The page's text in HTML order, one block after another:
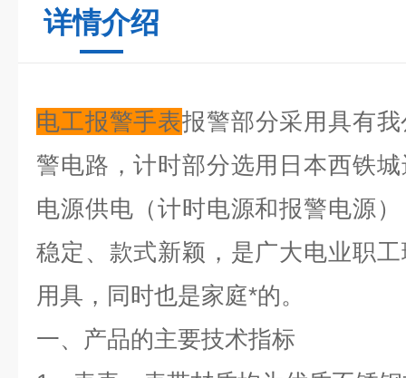
详情介绍
电工报警手表报警部分采用具有
警电路，计时部分选用日本西铁
电源供电（计时电源和报警电源
稳定、款式新颖，是广大电业职
用具，同时也是家庭*的。
一、产品的主要技术指标